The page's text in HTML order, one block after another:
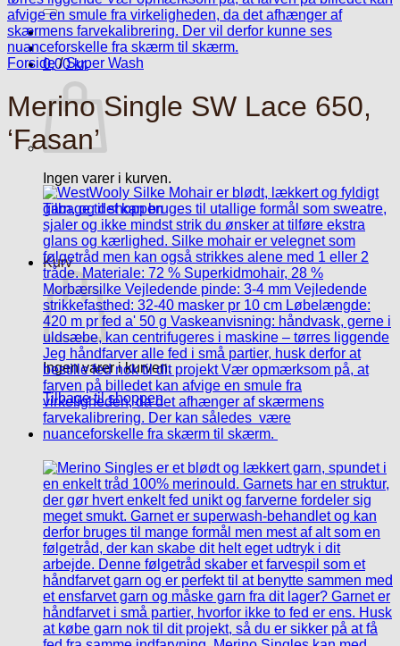
efter:
0,00kr.
Ingen varer i kurven.
Tilbage til shoppen
Kurv
Ingen varer i kurven.
Tilbage til shoppen
Forside / Super Wash
Merino Single SW Lace 650,
‘Fasan’